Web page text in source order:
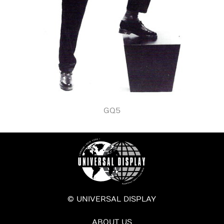
GQ5
© UNIVERSAL DISPLAY
ABOUT US